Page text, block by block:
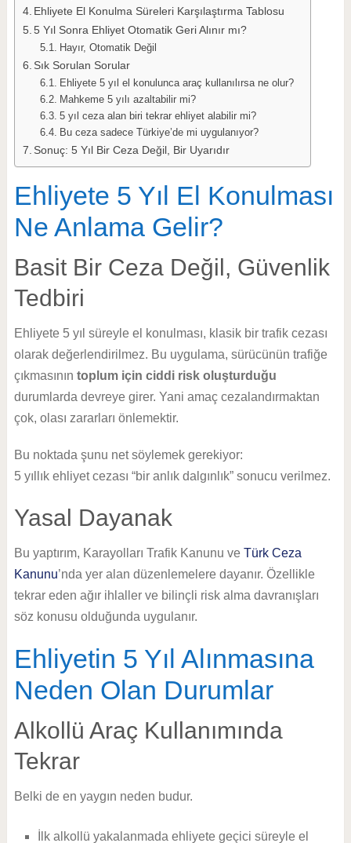
Ehliyete El Konulma Süreleri Karşılaştırma Tablosu
5 Yıl Sonra Ehliyet Otomatik Geri Alınır mı?
Hayır, Otomatik Değil
Sık Sorulan Sorular
Ehliyete 5 yıl el konulunca araç kullanılırsa ne olur?
Mahkeme 5 yılı azaltabilir mi?
5 yıl ceza alan biri tekrar ehliyet alabilir mi?
Bu ceza sadece Türkiye’de mi uygulanıyor?
Sonuç: 5 Yıl Bir Ceza Değil, Bir Uyarıdır
Ehliyete 5 Yıl El Konulması
Ne Anlama Gelir?
Basit Bir Ceza Değil, Güvenlik
Tedbiri
Ehliyete 5 yıl süreyle el konulması, klasik bir trafik cezası
olarak değerlendirilmez. Bu uygulama, sürücünün trafiğe
çıkmasının toplum için ciddi risk oluşturduğu
durumlarda devreye girer. Yani amaç cezalandırmaktan
çok, olası zararları önlemektir.
Bu noktada şunu net söylemek gerekiyor:
5 yıllık ehliyet cezası “bir anlık dalgınlık” sonucu verilmez.
Yasal Dayanak
Bu yaptırım, Karayolları Trafik Kanunu ve Türk Ceza
Kanunu’nda yer alan düzenlemelere dayanır. Özellikle
tekrar eden ağır ihlaller ve bilinçli risk alma davranışları
söz konusu olduğunda uygulanır.
Ehliyetin 5 Yıl Alınmasına
Neden Olan Durumlar
Alkollü Araç Kullanımında
Tekrar
Belki de en yaygın neden budur.
İlk alkollü yakalanmada ehliyete geçici süreyle el